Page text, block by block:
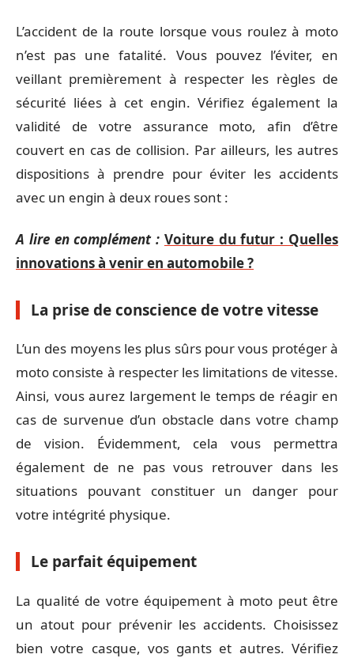
L’accident de la route lorsque vous roulez à moto
n’est pas une fatalité. Vous pouvez l’éviter, en
veillant premièrement à respecter les règles de
sécurité liées à cet engin. Vérifiez également la
validité de votre assurance moto, afin d’être
couvert en cas de collision. Par ailleurs, les autres
dispositions à prendre pour éviter les accidents
avec un engin à deux roues sont :
A lire en complément : Voiture du futur : Quelles
innovations à venir en automobile ?
La prise de conscience de votre vitesse
L’un des moyens les plus sûrs pour vous protéger à
moto consiste à respecter les limitations de vitesse.
Ainsi, vous aurez largement le temps de réagir en
cas de survenue d’un obstacle dans votre champ
de vision. Évidemment, cela vous permettra
également de ne pas vous retrouver dans les
situations pouvant constituer un danger pour
votre intégrité physique.
Le parfait équipement
La qualité de votre équipement à moto peut être
un atout pour prévenir les accidents. Choisissez
bien votre casque, vos gants et autres. Vérifiez